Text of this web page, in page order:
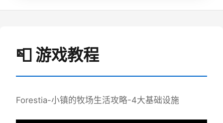
📮 游戏教程
Forestia-小镇的牧场生活攻略-4大基础设施